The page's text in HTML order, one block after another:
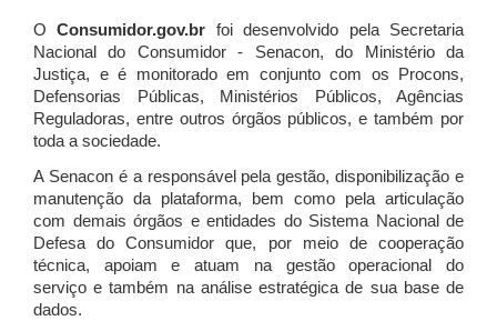
OConsumidor.gov.br
foi desenvolvido pela Secretaria
Nacional do Consumidor - Senacon, do Ministério da
Justiça, e é monitorado em conjunto com os Procons,
Defensorias Públicas, Ministérios Públicos, Agências
Reguladoras, entre outros órgãos públicos, e também por
toda a sociedade.
A Senacon é a responsável pela gestão, disponibilização e
manutenção da plataforma, bem como pela articulação
com demais órgãos e entidades do Sistema Nacional de
Defesa do Consumidor que, por meio de cooperação
técnica, apoiam e atuam na gestão operacional do
serviço e também na análise estratégica de sua base de
dados.